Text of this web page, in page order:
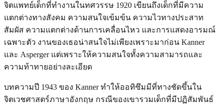
จิตแพทย์เด็กที่ทำงานในทศวรรษ 1920 เขียนถึงเด็กที่มีความ
แตกต่างทางสังคม ความสนใจเข้มข้น ความไวทางประสาท
สัมผัส ความแตกต่างด้านการเคลื่อนไหว และการแสดงอารมณ์
เฉพาะตัว งานของเธอน่าสนใจไม่เพียงเพราะมาก่อน Kanner
และ Asperger แต่เพราะให้ความสนใจทั้งความสามารถและ
ความท้าทายอย่างละเอียด
บทความปี 1943 ของ Kanner ทำให้ออทิซึมมีที่ทางชัดขึ้นใน
จิตเวชศาสตร์ภาษาอังกฤษ กรณีของเขารวมเด็กที่มีปฏิสัมพันธ์